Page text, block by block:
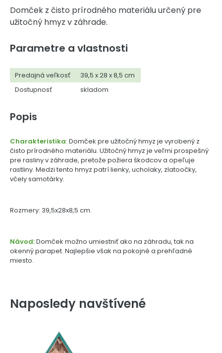
Domček z čisto prírodného materiálu určený pre
užitočný hmyz v záhrade.
Parametre a vlastnosti
Predajná veľkosť
39,5 x 28 x 8,5 cm
Dostupnosť
skladom
Popis
Charakteristika: Domček pre užitočný hmyz je vyrobený z
čisto prírodného materiálu. Užitočný hmyz je veľmi prospešný
pre rasliny v záhrade, pretože požiera škodcov a opeľuje
rastliny. Medzi tento hmyz patrí lienky, ucholaky, zlatoočky,
včely samotárky.
Rozmery: 39,5x28x8,5 cm.
Návod:Domček možno umiestniť ako na záhradu, tak na
okenný parapet. Najlepšie však na pokojné a prehľadné
miesto.
Naposledy navštívené